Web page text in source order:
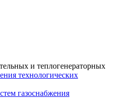
и теплогенераторных
технологических
газоснабжения